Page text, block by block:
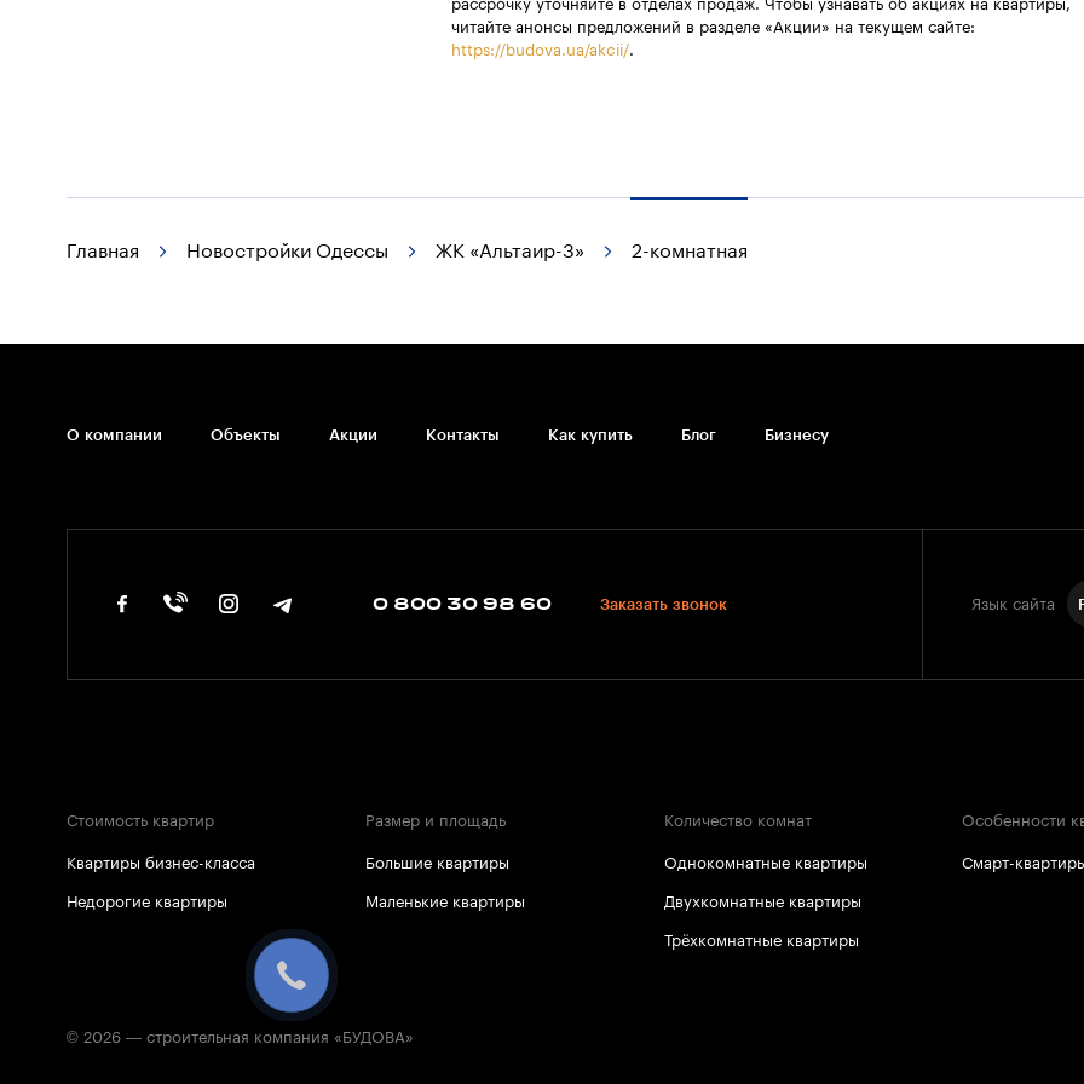
рассрочку уточняйте в отделах продаж. Чтобы узнавать об акциях на квартиры,
читайте анонсы предложений в разделе «Акции» на текущем сайте:
https://budova.ua/akcii/.
Главная Новостройки Одессы ЖК «Альтаир-3» 2-комнатная
О компании Объекты Акции Контакты Как купить Блог Бизнесу
0 800 30 98 60 Заказать звонок Язык сайта
Стоимость квартир
Квартиры бизнес-класса
Недорогие квартиры
Размер и площадь
Большие квартиры
Маленькие квартиры
Количество комнат
Однокомнатные квартиры
Двухкомнатные квартиры
Трёхкомнатные квартиры
Особенности
Смарт-
© 2026 — строительная компания «БУДОВА»